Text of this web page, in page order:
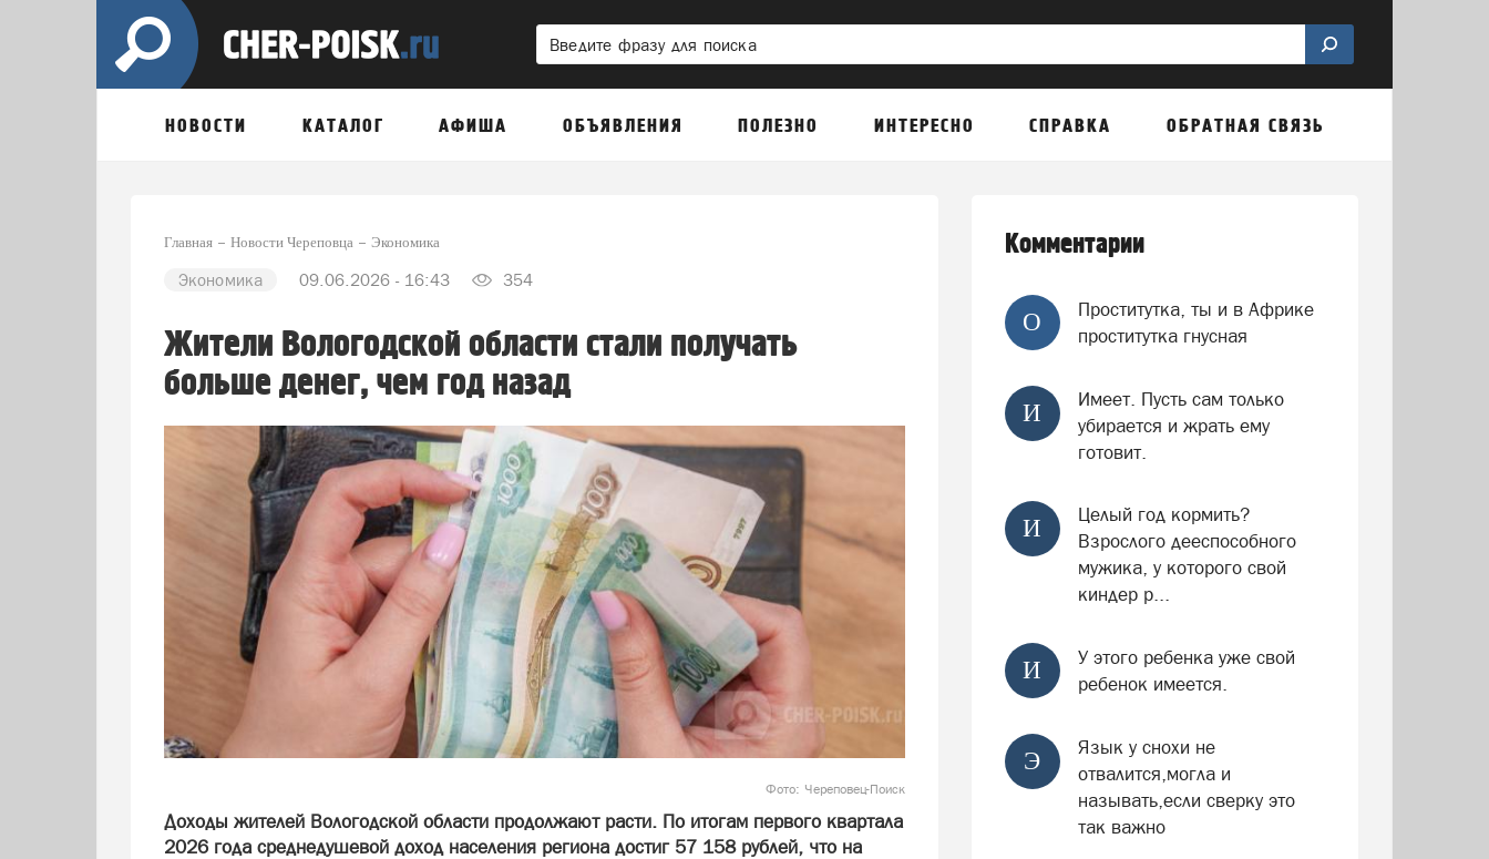
НОВОСТИ КАТАЛОГ АФИША ОБЪЯВЛЕНИЯ ПОЛЕЗНО ИНТЕРЕСНО СПРАВКА ОБРАТНАЯ СВЯЗЬ
Главная Новости Череповца Экономика
Экономика 09.06.2026 - 16:43 354
Жители Вологодской области стали получать
больше денег, чем год назад
Фото: Череповец-Поиск
Доходы жителей Вологодской области продолжают расти. По итогам первого квартала
2026 года среднедушевой доход населения региона достиг 57 158 рублей, что на
Комментарии
О
Проститутка, ты и в Африке
проститутка гнусная
И
Имеет. Пусть сам только
убирается и жрать ему
готовит.
И
Целый год кормить?
Взрослого дееспособного
мужика, у которого свой
киндер р...
И
У этого ребенка уже свой
ребенок имеется.
Э
Язык у снохи не
отвалится,могла и
называть,если сверку это
так важно